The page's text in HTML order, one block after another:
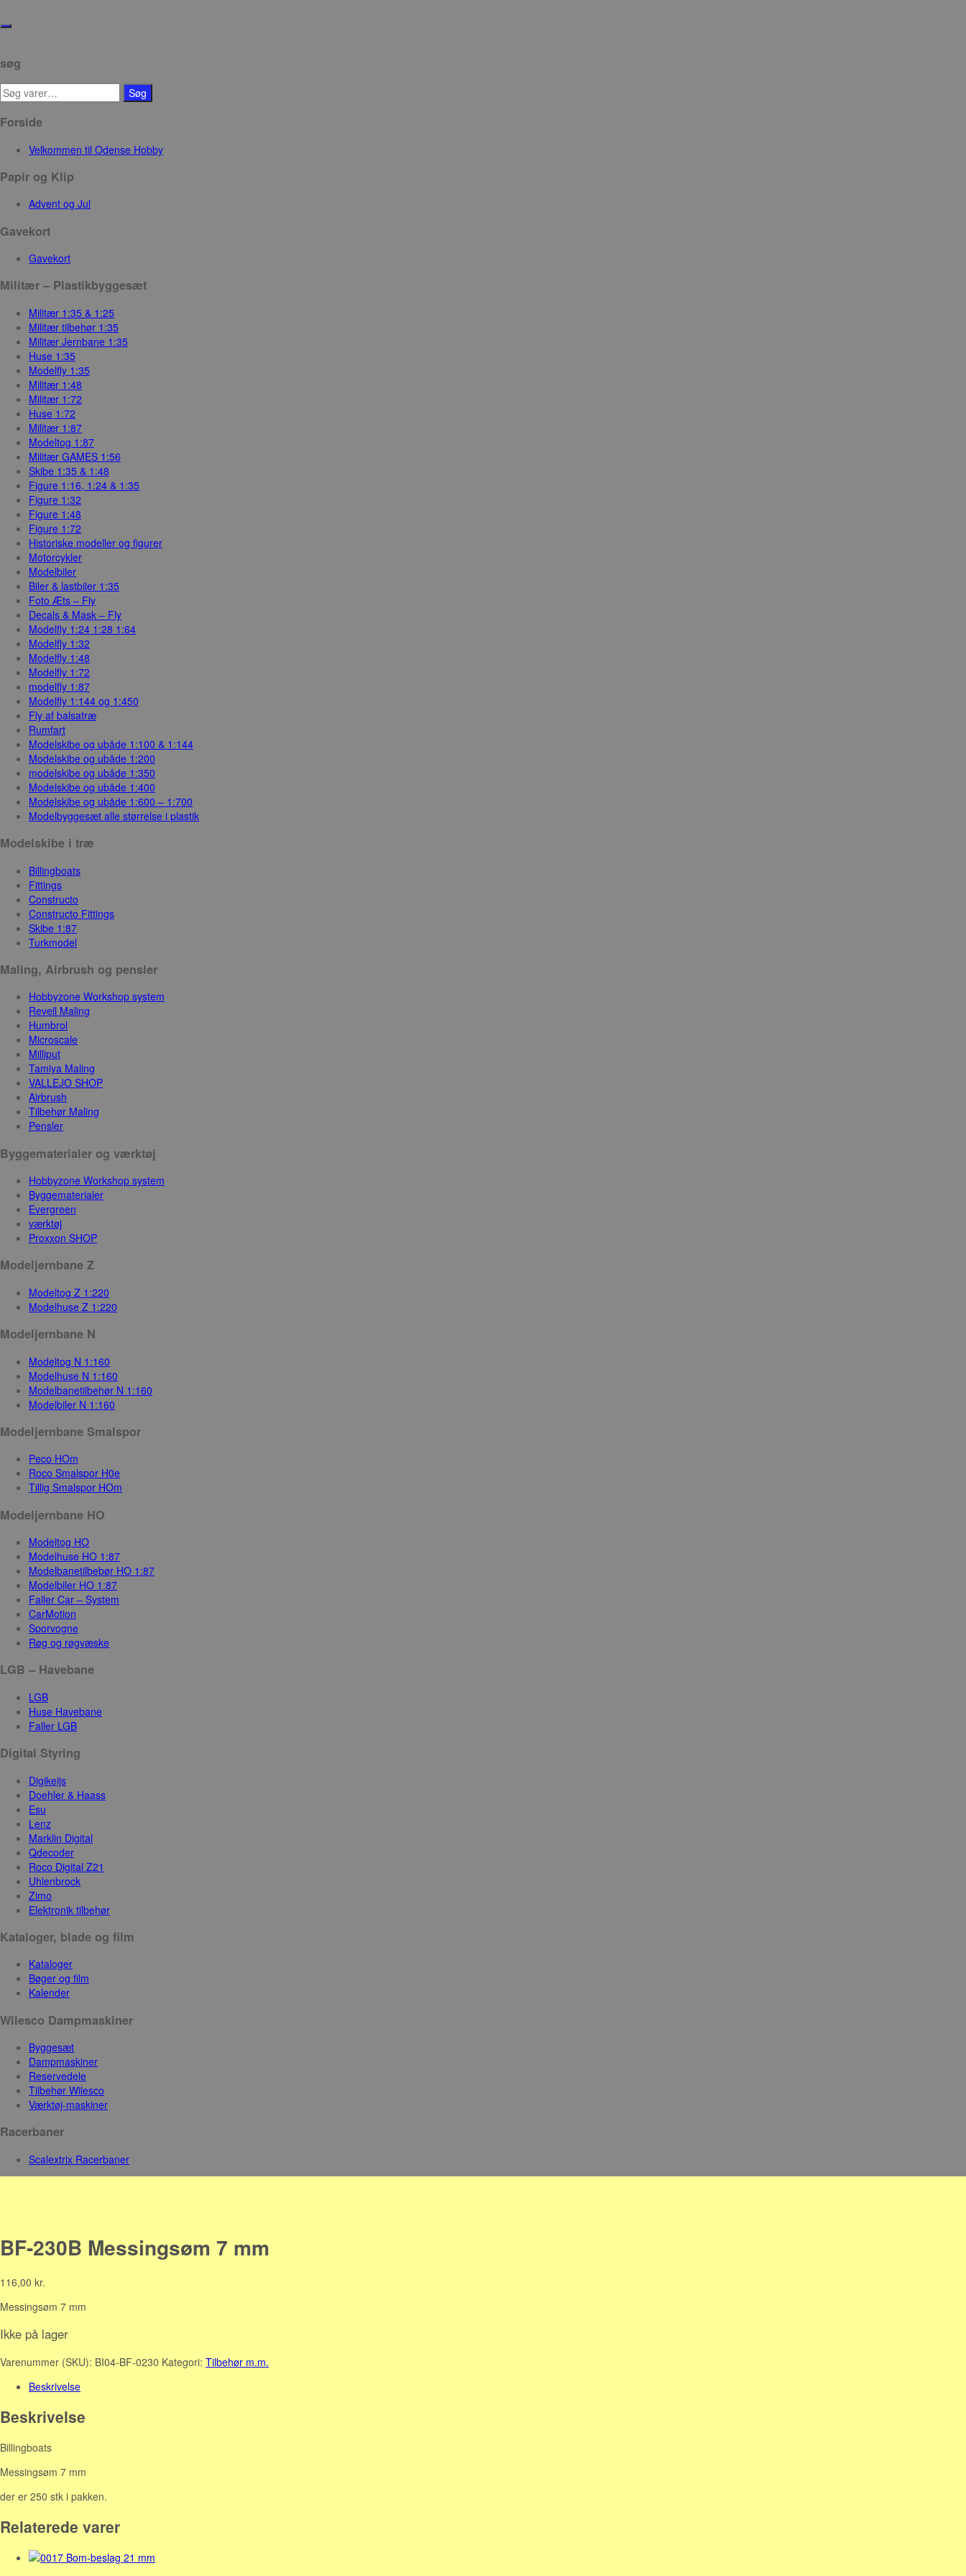
Toggle
søg
Søg
efter:
Søg
Forside
Velkommen til Odense Hobby
Papir og Klip
Advent og Jul
Gavekort
Gavekort
Militær – Plastikbyggesæt
Militær 1:35 & 1:25
Militær tilbehør 1:35
Militær Jernbane 1:35
Huse 1:35
Modelfly 1:35
Militær 1:48
Militær 1:72
Huse 1:72
Militær 1:87
Modeltog 1:87
Militær GAMES 1:56
Skibe 1:35 & 1:48
Figure 1:16, 1:24 & 1:35
Figure 1:32
Figure 1:48
Figure 1:72
Historiske modeller og figurer
Motorcykler
Modelbiler
Biler & lastbiler 1:35
Foto Æts – Fly
Decals & Mask – Fly
Modelfly 1:24 1:28 1:64
Modelfly 1:32
Modelfly 1:48
Modelfly 1:72
modelfly 1:87
Modelfly 1:144 og 1:450
Fly af balsatræ
Rumfart
Modelskibe og ubåde 1:100 & 1:144
Modelskibe og ubåde 1:200
modelskibe og ubåde 1:350
Modelskibe og ubåde 1:400
Modelskibe og ubåde 1:600 – 1:700
Modelbyggesæt alle størrelse i plastik
Modelskibe i træ
Billingboats
Fittings
Constructo
Constructo Fittings
Skibe 1:87
Turkmodel
Maling, Airbrush og pensler
Hobbyzone Workshop system
Revell Maling
Humbrol
Microscale
Milliput
Tamiya Maling
VALLEJO SHOP
Airbrush
Tilbehør Maling
Pensler
Byggematerialer og værktøj
Hobbyzone Workshop system
Byggematerialer
Evergreen
værktøj
Proxxon SHOP
Modeljernbane Z
Modeltog Z 1:220
Modelhuse Z 1:220
Modeljernbane N
Modeltog N 1:160
Modelhuse N 1:160
Modelbanetilbehør N 1:160
Modelbiler N 1:160
Modeljernbane Smalspor
Peco HOm
Roco Smalspor H0e
Tillig Smalspor HOm
Modeljernbane HO
Modeltog HO
Modelhuse HO 1:87
Modelbanetilbebør HO 1:87
Modelbiler HO 1:87
Faller Car – System
CarMotion
Sporvogne
Røg og røgvæske
LGB – Havebane
LGB
Huse Havebane
Faller LGB
Digital Styring
Digikeijs
Doehler & Haass
Esu
Lenz
Marklin Digital
Qdecoder
Roco Digital Z21
Uhlenbrock
Zimo
Elektronik tilbehør
Kataloger, blade og film
Kataloger
Bøger og film
Kalender
Wilesco Dampmaskiner
Byggesæt
Dampmaskiner
Reservedele
Tilbehør Wilesco
Værktøj-maskiner
Racerbaner
Scalextrix Racerbaner
BF-230B Messingsøm 7 mm
116,00 kr.
Messingsøm 7 mm
Ikke på lager
Varenummer (SKU): BI04-BF-0230 Kategori: Tilbehør m.m.
Beskrivelse
Beskrivelse
Billingboats
Messingsøm 7 mm
der er 250 stk i pakken.
Relaterede varer